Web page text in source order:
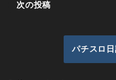
次の投稿
パチスロ